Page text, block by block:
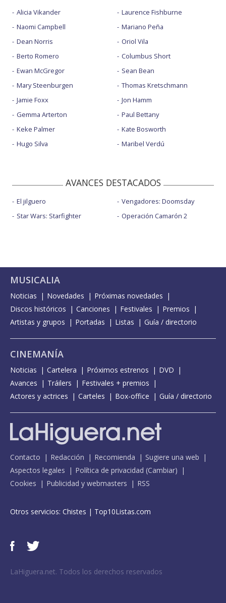
Alicia Vikander
Naomi Campbell
Dean Norris
Berto Romero
Ewan McGregor
Mary Steenburgen
Jamie Foxx
Gemma Arterton
Keke Palmer
Hugo Silva
Laurence Fishburne
Mariano Peña
Oriol Vila
Columbus Short
Sean Bean
Thomas Kretschmann
Jon Hamm
Paul Bettany
Kate Bosworth
Maribel Verdú
AVANCES DESTACADOS
El jilguero
Star Wars: Starfighter
Vengadores: Doomsday
Operación Camarón 2
MUSICALIA
Noticias Novedades
Próximas novedades
Discos históricos
Canciones Festivales
Premios
Artistas y grupos
Portadas Listas Guía / directorio
CINEMANÍA
Noticias Cartelera Próximos estrenos
DVD
Avances
Tráilers
Festivales + premios
Actores y actrices
Carteles Box-office Guía / directorio
Contacto Redacción Recomienda
Sugiere una web
Aspectos legales
Política de privacidad (Cambiar)
Cookies
Publicidad y webmasters RSS
Otros servicios: Chistes | Top10Listas.com
LaHiguera.net. Todos los derechos reservados